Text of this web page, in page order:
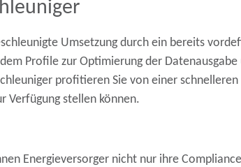
Umsetzung durch ein bereits
Profile zur Optimierung der
profitieren Sie von einer
Verfügung stellen können.
Energieversorger nicht nur ihre